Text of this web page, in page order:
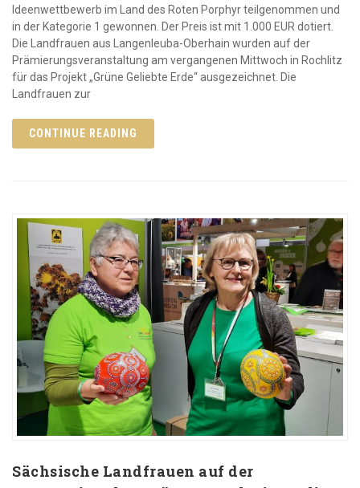
Ideenwettbewerb im Land des Roten Porphyr teilgenommen und
in der Kategorie 1 gewonnen. Der Preis ist mit 1.000 EUR dotiert.
Die Landfrauen aus Langenleuba-Oberhain wurden auf der
Prämierungsveranstaltung am vergangenen Mittwoch in Rochlitz
für das Projekt „Grüne Geliebte Erde“ ausgezeichnet. Die
Landfrauen zur
CONTINUE READING
Sächsische Landfrauen auf der